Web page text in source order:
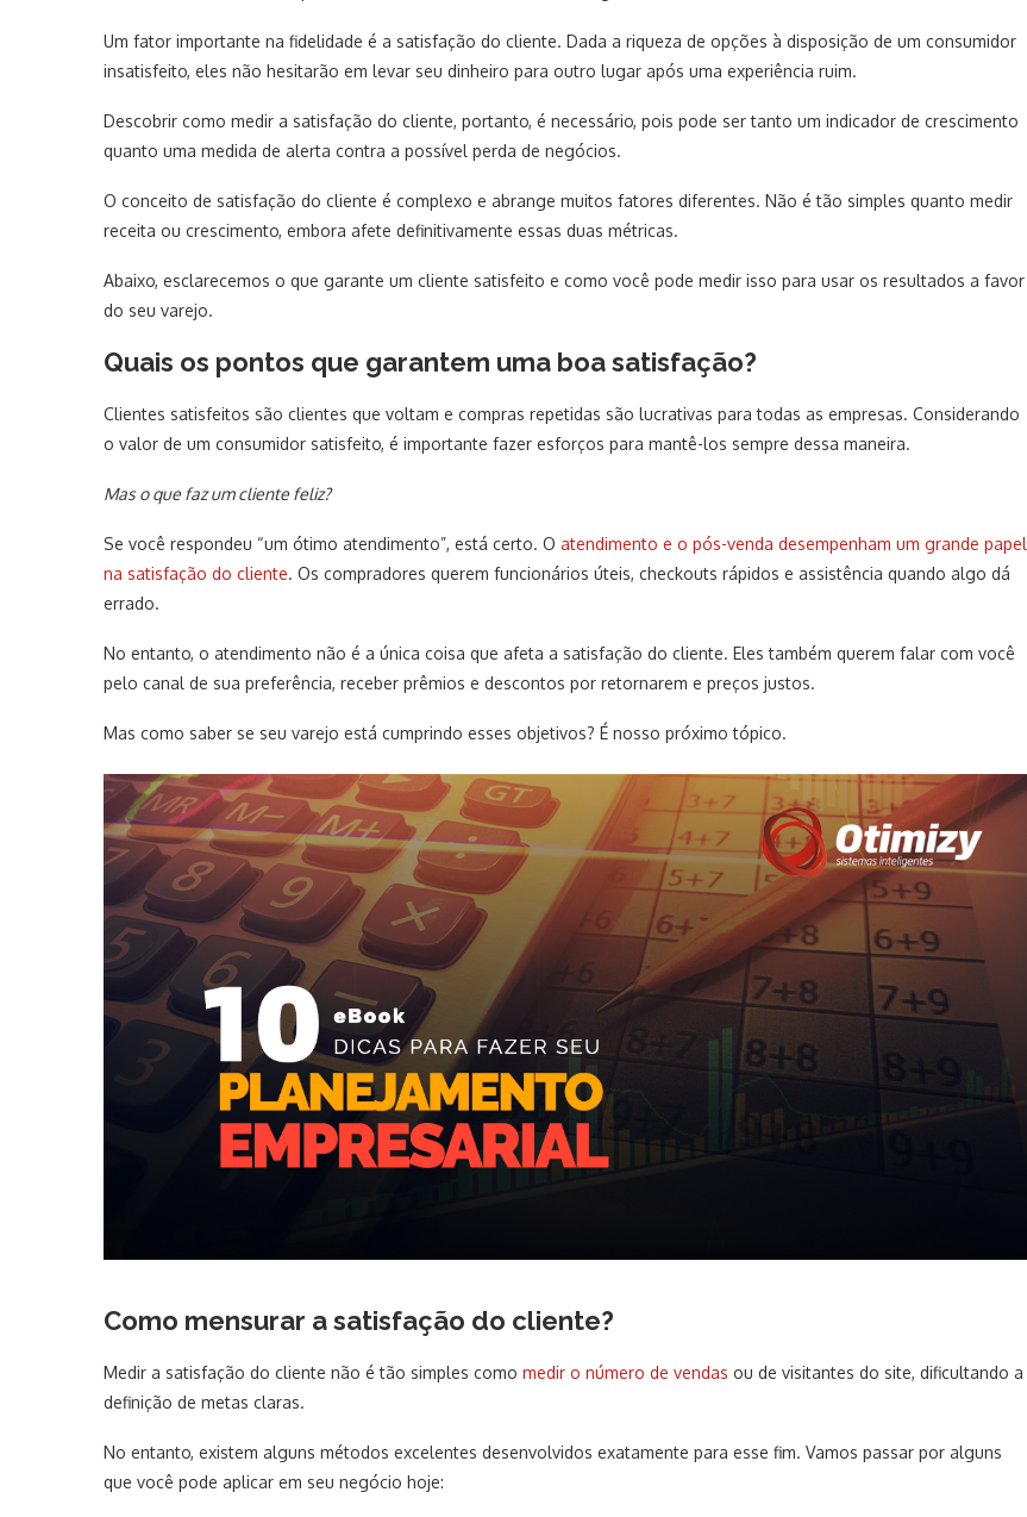
Um fator importante na fidelidade é a satisfação do cliente. Dada a riqueza de opções à disposição de um consumidor
insatisfeito, eles não hesitarão em levar seu dinheiro para outro lugar após uma experiência ruim.
Descobrir como medir a satisfação do cliente, portanto, é necessário, pois pode ser tanto um indicador de crescimento
quanto uma medida de alerta contra a possível perda de negócios.
O conceito de satisfação do cliente é complexo e abrange muitos fatores diferentes. Não é tão simples quanto medir
receita ou crescimento, embora afete definitivamente essas duas métricas.
Abaixo, esclarecemos o que garante um cliente satisfeito e como você pode medir isso para usar os resultados a favor
do seu varejo.
Quais os pontos que garantem uma boa satisfação?
Clientes satisfeitos são clientes que voltam e compras repetidas são lucrativas para todas as empresas. Considerando
o valor de um consumidor satisfeito, é importante fazer esforços para mantê-los sempre dessa maneira.
Mas o que faz um cliente feliz?
Se você respondeu “um ótimo atendimento”, está certo. O atendimento e o pós-venda desempenham um grande papel
na satisfação do cliente. Os compradores querem funcionários úteis, checkouts rápidos e assistência quando algo dá
errado.
No entanto, o atendimento não é a única coisa que afeta a satisfação do cliente. Eles também querem falar com você
pelo canal de sua preferência, receber prêmios e descontos por retornarem e preços justos.
Mas como saber se seu varejo está cumprindo esses objetivos? É nosso próximo tópico.
Como mensurar a satisfação do cliente?
Medir a satisfação do cliente não é tão simples como medir o número de vendas ou de visitantes do site, dificultando a
definição de metas claras.
No entanto, existem alguns métodos excelentes desenvolvidos exatamente para esse fim. Vamos passar por alguns
que você pode aplicar em seu negócio hoje: